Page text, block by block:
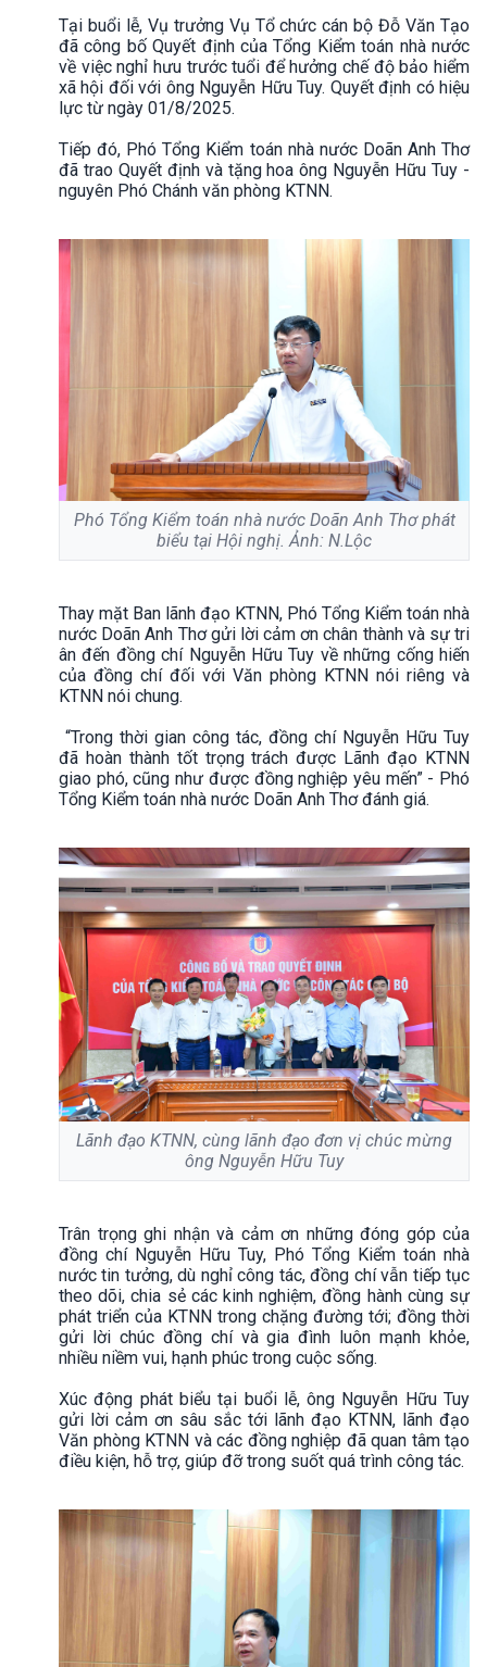
Tại buổi lễ, Vụ trưởng Vụ Tổ chức cán bộ Đỗ Văn Tạo
đã công bố Quyết định của Tổng Kiểm toán nhà nước
về việc nghỉ hưu trước tuổi để hưởng chế độ bảo hiểm
xã hội đối với ông Nguyễn Hữu Tuy. Quyết định có hiệu
lực từ ngày 01/8/2025.
Tiếp đó, Phó Tổng Kiểm toán nhà nước Doãn Anh Thơ
đã trao Quyết định và tặng hoa ông Nguyễn Hữu Tuy -
nguyên Phó Chánh văn phòng KTNN.
Phó Tổng Kiểm toán nhà nước Doãn Anh Thơ phát
biểu tại Hội nghị. Ảnh: N.Lộc
Thay mặt Ban lãnh đạo KTNN, Phó Tổng Kiểm toán nhà
nước Doãn Anh Thơ gửi lời cảm ơn chân thành và sự tri
ân đến đồng chí Nguyễn Hữu Tuy về những cống hiến
của đồng chí đối với Văn phòng KTNN nói riêng và
KTNN nói chung.
“Trong thời gian công tác, đồng chí Nguyễn Hữu Tuy
đã hoàn thành tốt trọng trách được Lãnh đạo KTNN
giao phó, cũng như được đồng nghiệp yêu mến” - Phó
Tổng Kiểm toán nhà nước Doãn Anh Thơ đánh giá.
Lãnh đạo KTNN, cùng lãnh đạo đơn vị chúc mừng
ông Nguyễn Hữu Tuy
Trân trọng ghi nhận và cảm ơn những đóng góp của
đồng chí Nguyễn Hữu Tuy, Phó Tổng Kiểm toán nhà
nước tin tưởng, dù nghỉ công tác, đồng chí vẫn tiếp tục
theo dõi, chia sẻ các kinh nghiệm, đồng hành cùng sự
phát triển của KTNN trong chặng đường tới; đồng thời
gửi lời chúc đồng chí và gia đình luôn mạnh khỏe,
nhiều niềm vui, hạnh phúc trong cuộc sống.
Xúc động phát biểu tại buổi lễ, ông Nguyễn Hữu Tuy
gửi lời cảm ơn sâu sắc tới lãnh đạo KTNN, lãnh đạo
Văn phòng KTNN và các đồng nghiệp đã quan tâm tạo
điều kiện, hỗ trợ, giúp đỡ trong suốt quá trình công tác.